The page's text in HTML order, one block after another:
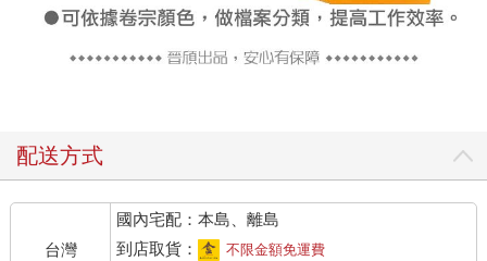
配送方式
台灣
國內宅配：本島、離島
到店取貨：
不限金額免運費